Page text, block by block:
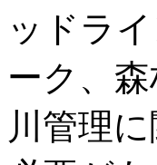
ッドラ
ーク、
川管理